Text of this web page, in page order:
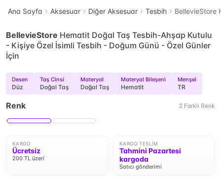
Ana Sayfa Aksesuar Diğer Aksesuar Tesbih BellevieStore
BellevieStore Hematit Doğal Taş Tesbih-Ahşap Kutulu
- Kişiye Özel İsimli Tesbih - Doğum Günü - Özel Günler
İçin
Desen
Düz
Taş Cinsi
Doğal Taş
Materyal
Doğal Taş
Materyal Bileşeni
Hematit
Menşei
TR
Renk 2 Farklı Renk
KARGO
Ücretsiz
200 TL üzeri
KARGO TESLIM
Tahmini Pazartesi
kargoda
Satıcı gönderimi